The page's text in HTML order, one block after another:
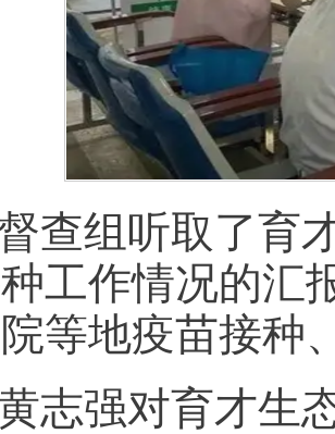
查组听取了育
工作情况的汇
等地疫苗接种
志强对育才生